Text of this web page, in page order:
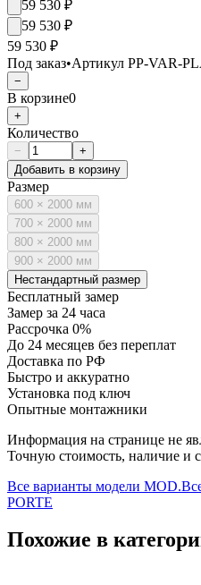
59 530 ₽
59 530 ₽
59 530 ₽
Под заказ•Артикул PP-VAR-
−
В корзине0
+
Количество
−
+
Добавить в корзину
Размер
600 × 2000 мм
700 × 2000 мм
800 × 2000 мм
900 × 2000 мм
Нестандартный размер
Бесплатный замер
Замер за 24 часа
Рассрочка 0%
До 24 месяцев без переплат
Доставка по РФ
Быстро и аккуратно
Установка под ключ
Опытные монтажники
Информация на странице не
Точную стоимость, наличие и
Все варианты модели MOD.
PORTE
Похожие в